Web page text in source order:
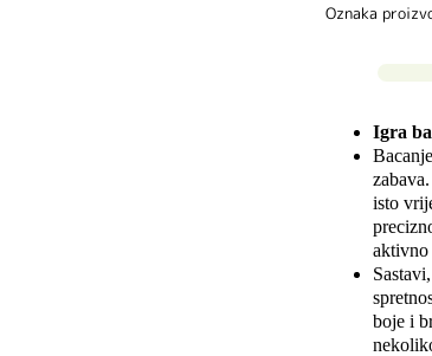
Oznaka
Igra
isto
aktivno
boje i